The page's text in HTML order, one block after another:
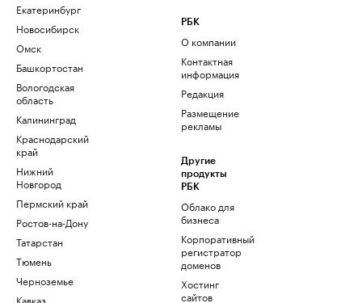
Екатеринбург
Новосибирск
Омск
Башкортостан
Вологодская
область
Калининград
Краснодарский
край
Нижний
Новгород
Пермский край
Ростов-на-Дону
Татарстан
Тюмень
Черноземье
Кавказ
РБК
О компании
Контактная
информация
Редакция
Размещение
рекламы
Другие
продукты
РБК
Облако для
бизнеса
Корпоративный
регистратор
доменов
Хостинг
сайтов